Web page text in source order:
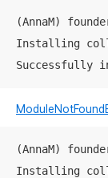
(AnnaM)
Installing
Successfully
(AnnaM)
Installing